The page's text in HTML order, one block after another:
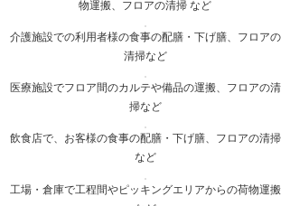
物運搬、フロアの清掃 など
介護施設での利用者様の食事の配膳・下げ膳、フロアの
清掃など
医療施設でフロア間のカルテや備品の運搬、フロアの清
掃など
飲食店で、お客様の食事の配膳・下げ膳、フロアの清掃
など
工場・倉庫で工程間やピッキングエリアからの荷物運搬